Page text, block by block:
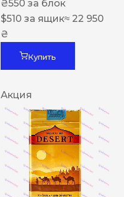
₴550 за блок
$510 за ящик≈ 22 950
₴
Купить
Акция